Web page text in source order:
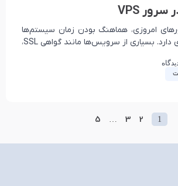
امروزی، هماهنگ بودن زمان سیستم‌ها
اهمیت بسیار زیادی دارد. بسیاری از سرویس‌ها مانند گواهی SSL،
1
2
3
5